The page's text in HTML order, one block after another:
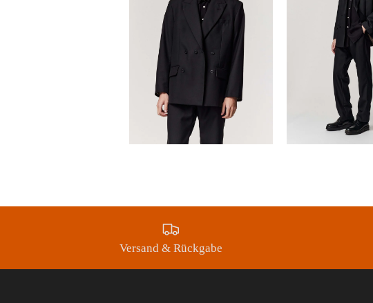
Versand & Rückgabe